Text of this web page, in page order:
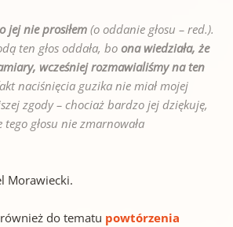
jej nie prosiłem(o oddanie głosu – red.).
ten głos oddała, bo ona wiedziała, że
wcześniej rozmawialiśmy na ten
naciśnięcia guzika nie miał mojej
zgody – chociaż bardzo jej dziękuję,
tego głosu nie zmarnowała
Morawiecki.
do tematu powtórzenia